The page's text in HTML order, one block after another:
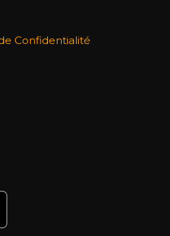
Confidentialité